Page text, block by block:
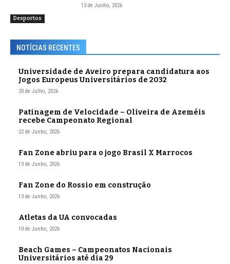
Desportos
13 de Junho, 2026
NOTÍCIAS RECENTES
Universidade de Aveiro prepara candidatura aos
Jogos Europeus Universitários de 2032
20 de Julho, 2026
Patinagem de Velocidade – Oliveira de Azeméis
recebe Campeonato Regional
22 de Junho, 2026
Fan Zone abriu para o jogo Brasil X Marrocos
13 de Junho, 2026
Fan Zone do Rossio em construção
13 de Junho, 2026
Atletas da UA convocadas
10 de Junho, 2026
Beach Games – Campeonatos Nacionais
Universitários até dia 29